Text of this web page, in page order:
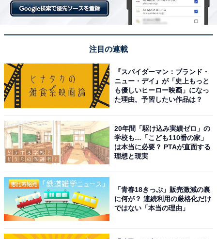
られてきたシロヤマザクラを中心に、一目に千本見える
ほどの豪華さから「一目千本」と称される絶景が広がり
ます。
「日本一の桜の名所で、約3万本の桜が山を埋め尽
くす圧倒的なスケールと歴史の深さがあるから」
「日本を代表する桜の名所ならではの“圧倒的なスケ
性／和歌山県）
注目の連載
『スパイダーマン：ブランド・
ニュー・デイ』が「史上もっと
も優しいヒーロー映画」になっ
た理由。予習したい作品は？
20年間「駆け込み実績ゼロ」の
学校も…「こども110番の家」
は本当に必要？ PTAが直面する
理想と現実
「青春18きっぷ」販売激減の裏
に何が？ 連続利用の厳格化だけ
ではない「本当の理由」